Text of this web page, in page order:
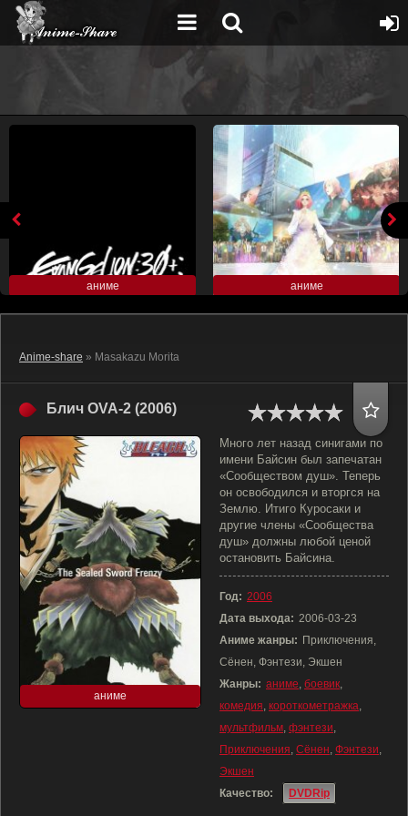
аниме аниме
Anime-share » Masakazu Morita
Блич OVA-2 (2006)
аниме
Много лет назад синигами по
имени Байсин был запечатан
«Сообществом душ». Теперь
он освободился и вторгся на
Землю. Итиго Куросаки и
другие члены «Сообщества
душ» должны любой ценой
остановить Байсина.
Год: 2006
Дата выхода: 2006-03-23
Аниме жанры: Приключения,
Сёнен, Фэнтези, Экшен
Жанры: аниме, боевик,
комедия, короткометражка,
мультфильм, фэнтези,
Приключения, Сёнен, Фэнтези,
Экшен
Качество:
DVDRip